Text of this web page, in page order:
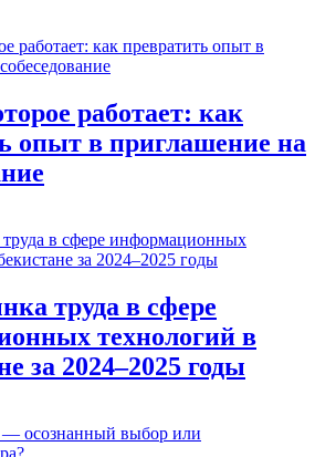
работает: как
опыт в приглашение на
труда в сфере
технологий в
за 2024–2025 годы